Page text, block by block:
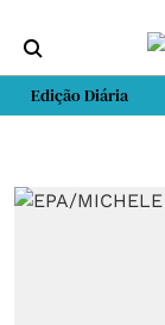
Edição Diária